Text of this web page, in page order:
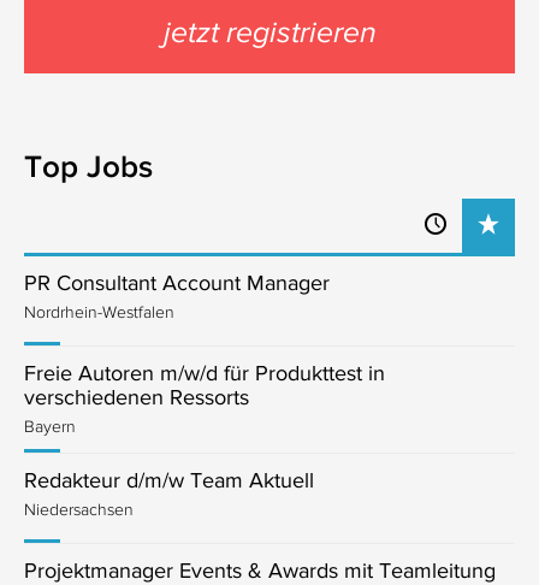
jetzt registrieren
Top Jobs
PR Consultant Account Manager
Nordrhein-Westfalen
Freie Autoren m/w/d für Produkttest in
verschiedenen Ressorts
Bayern
Redakteur d/m/w Team Aktuell
Niedersachsen
Projektmanager Events & Awards mit Teamleitung